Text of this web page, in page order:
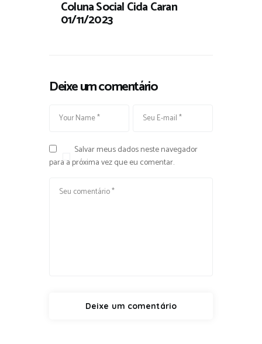
Coluna Social Cida Caran
01/11/2023
Deixe um comentário
Salvar meus dados neste navegador
para a próxima vez que eu comentar.